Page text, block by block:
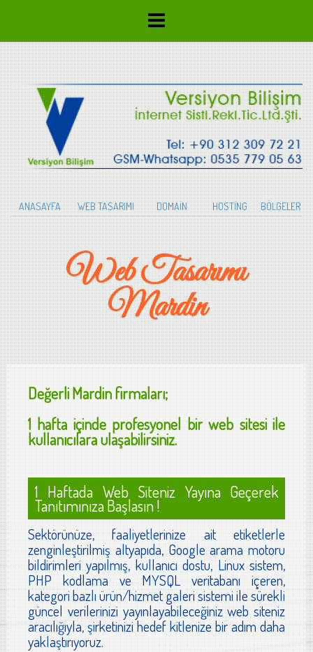
ANASAYFA WEB TASARIMI DOMAİN HOSTİNG BÖLGELER
Web Tasarımı
Mardin
DeğerliMardinfirmaları;
1 hafta içinde profesyonel bir web sitesi ile
kullanıcılara ulaşabilirsiniz.
1 Haftada Web Siteniz Yayına Geçerek
Tanıtımınıza Başlasın !
Sektörünüze, faaliyetlerinize ait etiketlerle
zenginleştirilmiş altyapıda, Google arama motoru
bildirimleri yapılmış, kullanıcı dostu, Linux sistem,
PHP kodlama ve MYSQL veritabanı içeren,
kategori bazlı ürün/hizmet galeri sistemi ile sürekli
güncel verilerinizi yayınlayabileceğiniz web siteniz
aracılığıyla, şirketinizi hedef kitlenize bir adım daha
yaklaştırıyoruz.